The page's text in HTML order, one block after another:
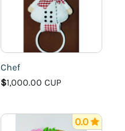
Chef
$1,000.00 CUP
0.0